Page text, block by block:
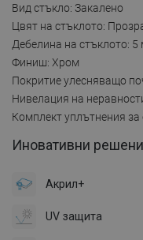
Вид стъкло: Закалено
Цвят на стъклото:
Дебелина на стъклото: 5
Финиш: Хром
Покритие улесняващо
Нивелация на
Комплект уплътнения
Иновативни
Акрил+
UV защита